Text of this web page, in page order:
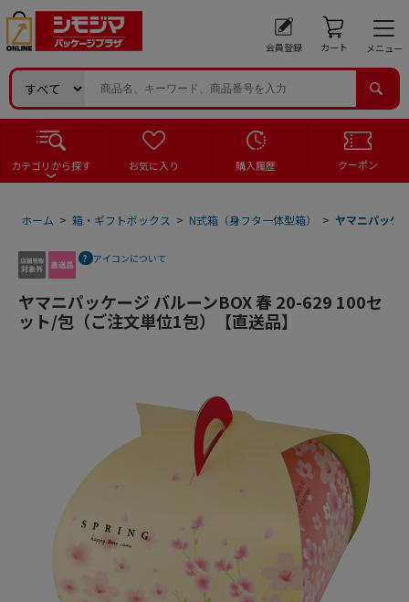
会員登録 カート メニュー
カテゴリから探す お気に入り 購入履歴 クーポン
ホーム > 箱・ギフトボックス > N式箱（身フタ一体型箱） > ヤマニパッケ
アイコンについて
ヤマニパッケージ バルーンBOX 春 20-629 100セ
ット/包（ご注文単位1包）【直送品】